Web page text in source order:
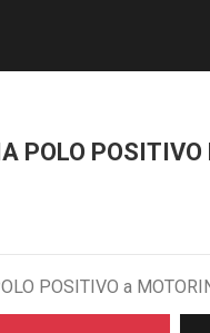
POLO
POSITIVO a